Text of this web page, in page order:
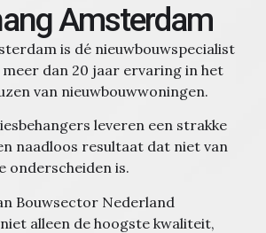
Amsterdam
is dé nieuwbouwspecialist
dan 20 jaar ervaring in het
van nieuwbouwwoningen.
leveren een strakke
naadloos resultaat dat niet van
onderscheiden is.
Bouwsector Nederland
alleen de hoogste kwaliteit,